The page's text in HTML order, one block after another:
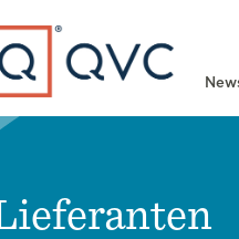
Type to search